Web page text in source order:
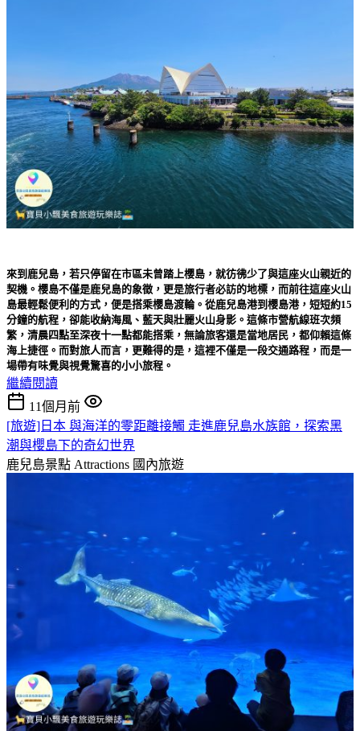
來到鹿兒島，若只停留在市區未曾踏上櫻島，就彷彿少了與這座火山親近的
契機。櫻島不僅是鹿兒島的象徵，更是旅行者必訪的地標，而前往這座火山
島最輕鬆便利的方式，便是搭乘櫻島渡輪 。從鹿兒島港到櫻島港，短短約15
分鐘的航程，卻能收納海風、藍天與壯麗火山身影。這條市營航線班次頻
繁，清晨四點至深夜十一點都能搭乘，無論旅客還是當地居民，都仰賴這條
海上捷徑。而對旅人而言，更難得的是，這裡不僅是一段交通路程，而是一
場帶有味覺與視覺驚喜的小小旅程。
繼續閱讀
11個月前
[旅遊]日本 與海洋的零距離接觸 走進鹿兒島水族館，探索黑
潮與櫻島下的奇幻世界
鹿兒島景點 Attractions 國內旅遊